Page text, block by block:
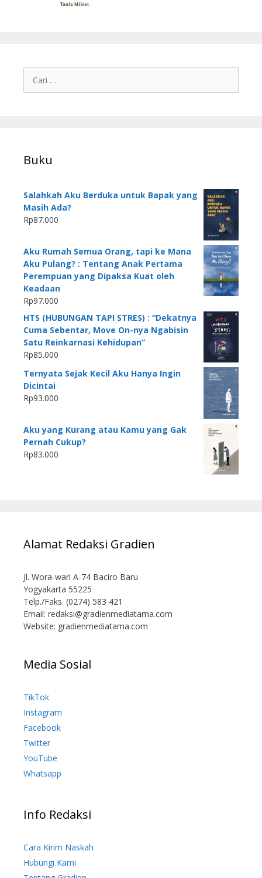
Buku
Salahkah Aku Berduka untuk Bapak yang
Masih Ada?
Rp87.000
Aku Rumah Semua Orang, tapi ke Mana
Aku Pulang? : Tentang Anak Pertama
Perempuan yang Dipaksa Kuat oleh
Keadaan
Rp97.000
HTS (HUBUNGAN TAPI STRES) : “Dekatnya
Cuma Sebentar, Move On-nya Ngabisin
Satu Reinkarnasi Kehidupan”
Rp85.000
Ternyata Sejak Kecil Aku Hanya Ingin
Dicintai
Rp93.000
Aku yang Kurang atau Kamu yang Gak
Pernah Cukup?
Rp83.000
Alamat Redaksi Gradien
Jl. Wora-wari A-74 Baciro Baru
Yogyakarta 55225
Telp./Faks. (0274) 583 421
Email: redaksi@gradienmediatama.com
Website: gradienmediatama.com
Media Sosial
TikTok
Instagram
Facebook
Twitter
YouTube
Whatsapp
Info Redaksi
Cara Kirim Naskah
Hubungi Kami